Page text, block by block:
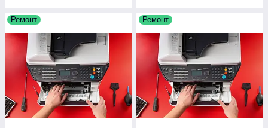
Ремонт лазерного
принтера, мфу в сервісі
1-5 дня *
Забираємо принтер після
заявки клієнта (по Києву)
1-2 дня
Прошивка принтера, бфп 1 день
Ремонт Ремонт